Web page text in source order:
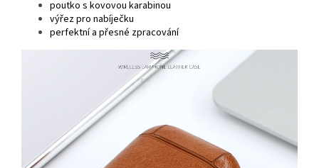
poutko s kovovou karabinou
výřez pro nabíječku
perfektní a přesné zpracování